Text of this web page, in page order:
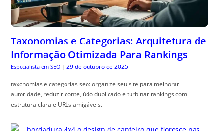
Taxonomias e Categorias: Arquitetura de
Informação Otimizada Para Rankings
Especialista em SEO | 29 de outubro de 2025
taxonomias e categorias seo: organize seu site para melhorar
autoridade, reduzir conte, údo duplicado e turbinar rankings com
estrutura clara e URLs amigáveis.